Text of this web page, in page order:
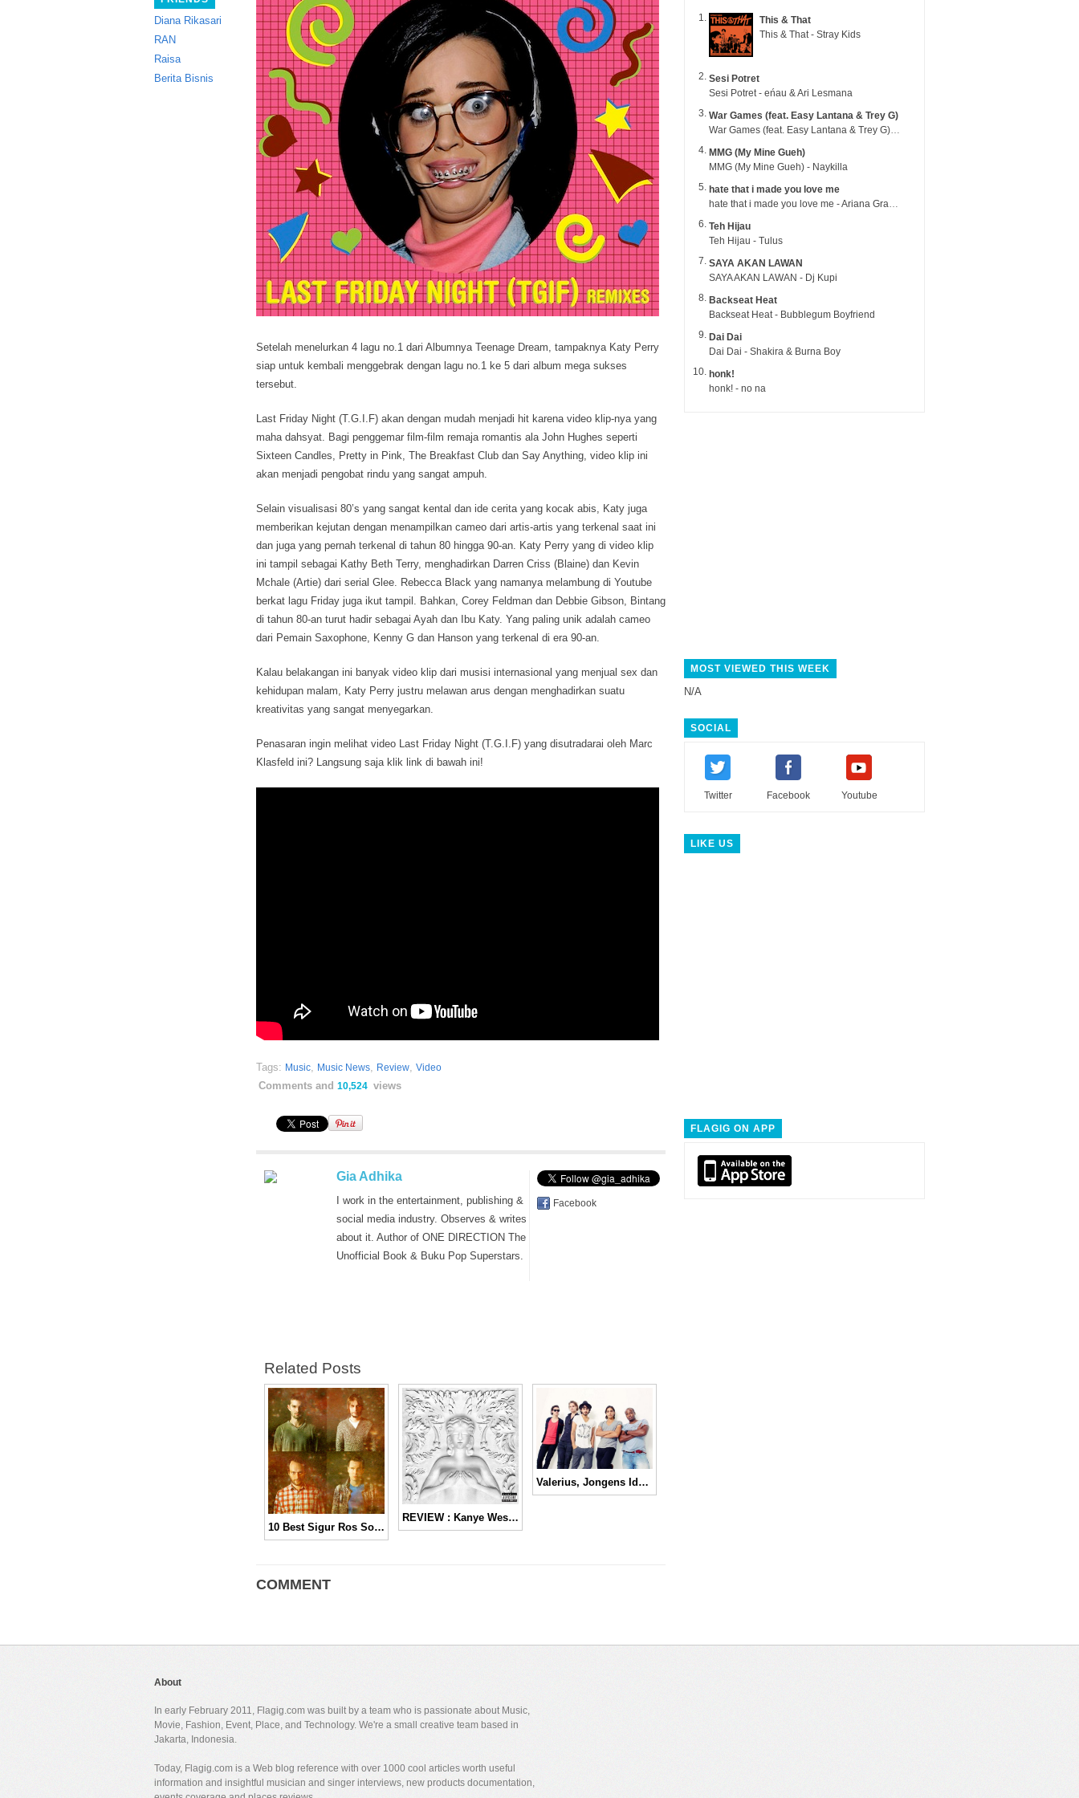
Diana Rikasari
RAN
Raisa
Berita Bisnis
Setelah menelurkan 4 lagu no.1 dari Albumnya Teenage Dream, tampaknya Katy Perry
siap untuk kembali menggebrak dengan lagu no.1 ke 5 dari album mega sukses
tersebut.
Last Friday Night (T.G.I.F) akan dengan mudah menjadi hit karena video klip-nya yang
maha dahsyat. Bagi penggemar film-film remaja romantis ala John Hughes seperti
Sixteen Candles, Pretty in Pink, The Breakfast Club dan Say Anything, video klip ini
akan menjadi pengobat rindu yang sangat ampuh.
Selain visualisasi 80’s yang sangat kental dan ide cerita yang kocak abis, Katy juga
memberikan kejutan dengan menampilkan cameo dari artis-artis yang terkenal saat ini
dan juga yang pernah terkenal di tahun 80 hingga 90-an. Katy Perry yang di video klip
ini tampil sebagai Kathy Beth Terry, menghadirkan Darren Criss (Blaine) dan Kevin
Mchale (Artie) dari serial Glee. Rebecca Black yang namanya melambung di Youtube
berkat lagu Friday juga ikut tampil. Bahkan, Corey Feldman dan Debbie Gibson, Bintang
di tahun 80-an turut hadir sebagai Ayah dan Ibu Katy. Yang paling unik adalah cameo
dari Pemain Saxophone, Kenny G dan Hanson yang terkenal di era 90-an.
Kalau belakangan ini banyak video klip dari musisi internasional yang menjual sex dan
kehidupan malam, Katy Perry justru melawan arus dengan menghadirkan suatu
kreativitas yang sangat menyegarkan.
Penasaran ingin melihat video Last Friday Night (T.G.I.F) yang disutradarai oleh Marc
Klasfeld ini? Langsung saja klik link di bawah ini!
Tags: Music, Music News, Review, Video
Comments and 10,524 views
Gia Adhika
I work in the entertainment, publishing &
social media industry. Observes & writes
about it. Author of ONE DIRECTION The
Unofficial Book & Buku Pop Superstars.
Facebook
Related Posts
10 Best Sigur Ros Songs
REVIEW : Kanye West – Cruel Summer
Valerius, Jongens Idola Baru Indonesia
COMMENT
This & That
This & That - Stray Kids
Sesi Potret
Sesi Potret - eńau & Ari Lesmana
War Games (feat. Easy Lantana & Trey G)
War Games (feat. Easy Lantana & Trey G) - Trub
MMG (My Mine Gueh)
MMG (My Mine Gueh) - Naykilla
hate that i made you love me
hate that i made you love me - Ariana Grande
Teh Hijau
Teh Hijau - Tulus
SAYA AKAN LAWAN
SAYA AKAN LAWAN - Dj Kupi
Backseat Heat
Backseat Heat - Bubblegum Boyfriend
Dai Dai
Dai Dai - Shakira & Burna Boy
honk!
honk! - no na
MOST VIEWED THIS WEEK
N/A
SOCIAL
Twitter Facebook Youtube
LIKE US
FLAGIG ON APP
About
In early February 2011, Flagig.com was built by a team who is passionate about Music,
Movie, Fashion, Event, Place, and Technology. We're a small creative team based in
Jakarta, Indonesia.
Today, Flagig.com is a Web blog reference with over 1000 cool articles worth useful
information and insightful musician and singer interviews, new products documentation,